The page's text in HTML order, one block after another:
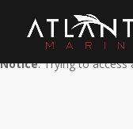
Notice: Trying to access
Notice: Trying to